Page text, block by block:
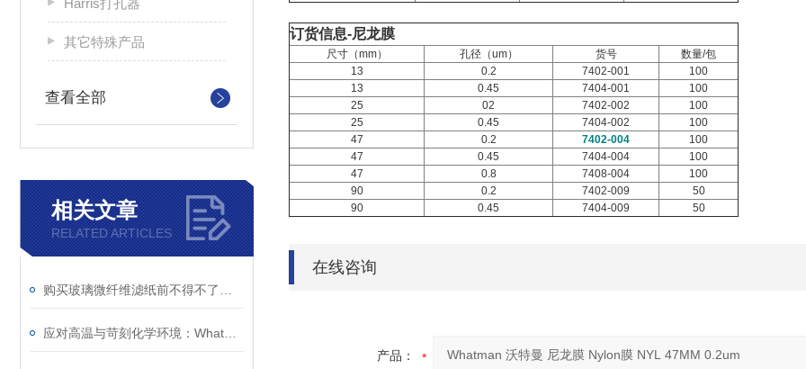
Harris打孔器
其它特殊产品
查看全部
相关文章
RELATED ARTICLES
订货信息-尼龙膜
尺寸（mm） 孔径（um） 货号
数量/包
13
0.2 7402-001
100
13
0.45 7404-001
100
25
02 7402-002
100
25
0.45 7404-002
100
47
0.2 7402-004
100
47
0.45 7404-004
100
47
0.8 7408-004
100
90
0.2 7402-009
50
90
0.45 7404-009 50
在线咨询
产品：